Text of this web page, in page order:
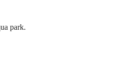
park.